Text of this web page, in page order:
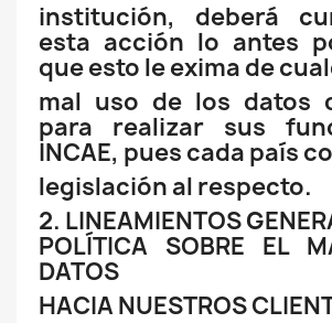
institución, deberá
esta acción lo antes
que esto le exima de
mal uso de los datos
para realizar sus
INCAE, pues cada país
legislación al respecto.
2. LINEAMIENTOS
POLÍTICA SOBRE EL
DATOS
HACIA NUESTROS